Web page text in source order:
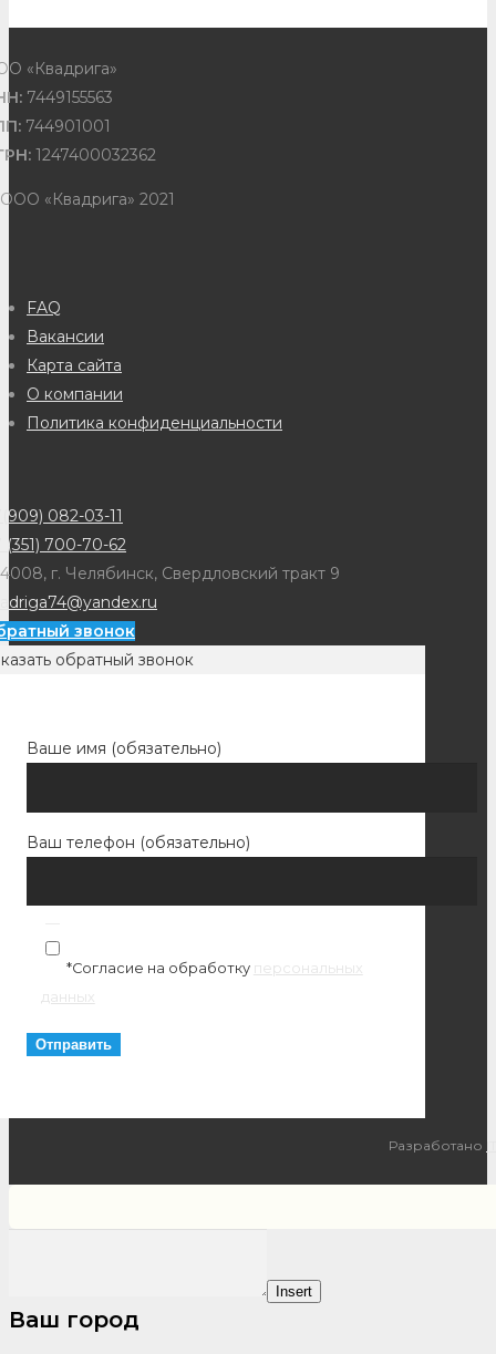
«Квадрига»
7449155563
744901001
1247400032362
«Квадрига» 2021
FAQ
Вакансии
Карта сайта
О компании
Политика конфиденциальности
082-03-11
(351) 700-70-62
г. Челябинск, Свердловский тракт 9
звонок
обратный звонок
Ваше имя (обязательно)
Ваш телефон (обязательно)
*Согласие на обработку персональных
данных
Разработано
Insert
Ваш город